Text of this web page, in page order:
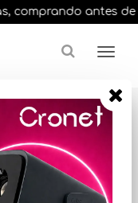
antes de
ddr5"
ORDENAR POR PRECIO